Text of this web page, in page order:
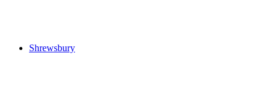
Shrewsbury